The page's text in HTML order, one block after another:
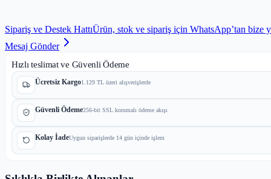
Sipariş ve Destek HattıÜrün, stok ve sipariş için WhatsApp’tan bize
Mesaj Gönder
Hızlı teslimat ve Güvenli Ödeme
Ücretsiz Kargo1.129 TL üzeri alışverişlerde
Güvenli Ödeme256-bit SSL korumalı ödeme akışı
Kolay İadeUygun siparişlerde 14 gün içinde işlem